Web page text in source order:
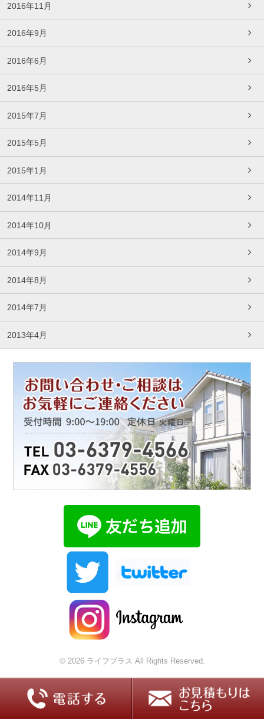
2016年11月
2016年9月
2016年6月
2016年5月
2015年7月
2015年5月
2015年1月
2014年11月
2014年10月
2014年9月
2014年8月
2014年7月
2013年4月
© 2026 ライフプラス All Rights Reserved.